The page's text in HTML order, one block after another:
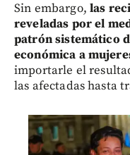
Sin embargo, las
reveladas por el
patrón sistemático
económica a
importarle el
las afectadas hasta